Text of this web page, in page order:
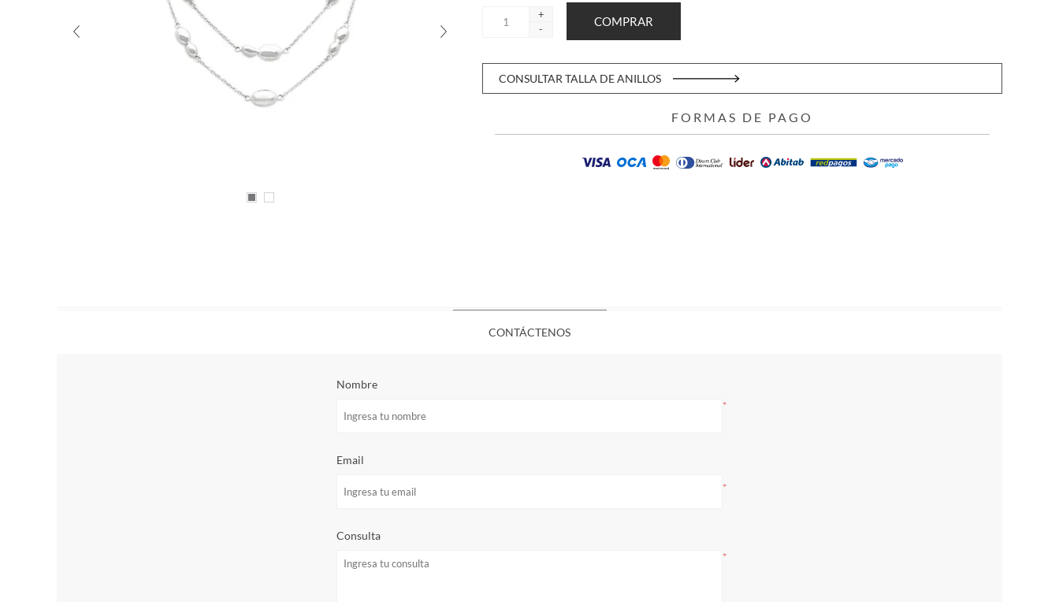
+
-
CONSULTAR TALLA DE ANILLOS
FORMAS DE PAGO
CONTÁCTENOS
Nombre
*
Email
*
Consulta
*